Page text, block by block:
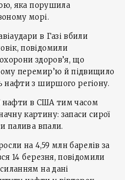
яка порушила
морі.
в Газі вбили
повідомили
здоров’я, що
перемир’ю й підвищило
нафти з ширшого регіону.
нафти в США тим часом
картину: запаси сирої
палива впали.
на 4,59 млн барелів за
14 березня, повідомили
на дані